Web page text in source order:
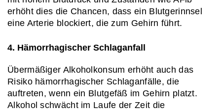
erhöht dies die Chancen, dass ein Blutgerinnsel
eine Arterie blockiert, die zum Gehirn führt.
4. Hämorrhagischer Schlaganfall
Übermäßiger Alkoholkonsum erhöht auch das
Risiko hämorrhagischer Schlaganfälle, die
auftreten, wenn ein Blutgefäß im Gehirn platzt.
Alkohol schwächt im Laufe der Zeit die